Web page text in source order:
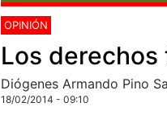
OPINIÓN
Los
Diógenes Armando Pino
18/02/2014 - 09:10